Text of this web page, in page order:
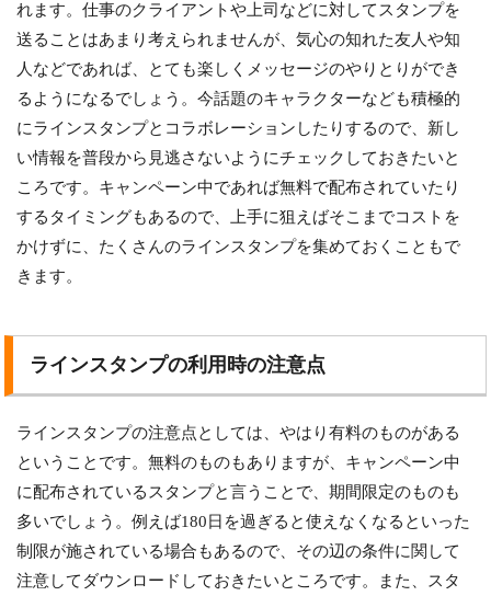
れます。仕事のクライアントや上司などに対してスタンプを
送ることはあまり考えられませんが、気心の知れた友人や知
人などであれば、とても楽しくメッセージのやりとりができ
るようになるでしょう。今話題のキャラクターなども積極的
にラインスタンプとコラボレーションしたりするので、新し
い情報を普段から見逃さないようにチェックしておきたいと
ころです。キャンペーン中であれば無料で配布されていたり
するタイミングもあるので、上手に狙えばそこまでコストを
かけずに、たくさんのラインスタンプを集めておくこともで
きます。
ラインスタンプの利用時の注意点
ラインスタンプの注意点としては、やはり有料のものがある
ということです。無料のものもありますが、キャンペーン中
に配布されているスタンプと言うことで、期間限定のものも
多いでしょう。例えば180日を過ぎると使えなくなるといった
制限が施されている場合もあるので、その辺の条件に関して
注意してダウンロードしておきたいところです。また、スタ